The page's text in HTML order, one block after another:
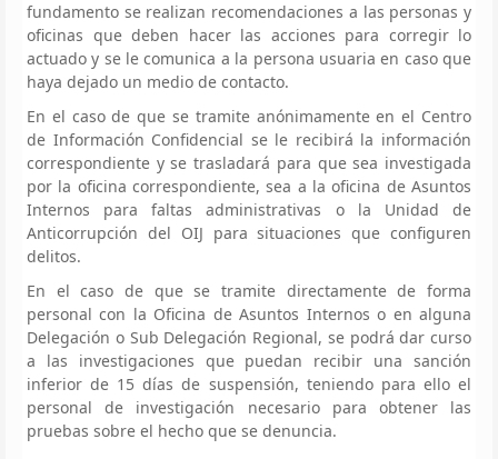
fundamento se realizan recomendaciones a las personas y
oficinas que deben hacer las acciones para corregir lo
actuado y se le comunica a la persona usuaria en caso que
haya dejado un medio de contacto.
En el caso de que se tramite anónimamente en el Centro
de Información Confidencial se le recibirá la información
correspondiente y se trasladará para que sea investigada
por la oficina correspondiente, sea a la oficina de Asuntos
Internos para faltas administrativas o la Unidad de
Anticorrupción del OIJ para situaciones que configuren
delitos.
En el caso de que se tramite directamente de forma
personal con la Oficina de Asuntos Internos o en alguna
Delegación o Sub Delegación Regional, se podrá dar curso
a las investigaciones que puedan recibir una sanción
inferior de 15 días de suspensión, teniendo para ello el
personal de investigación necesario para obtener las
pruebas sobre el hecho que se denuncia.